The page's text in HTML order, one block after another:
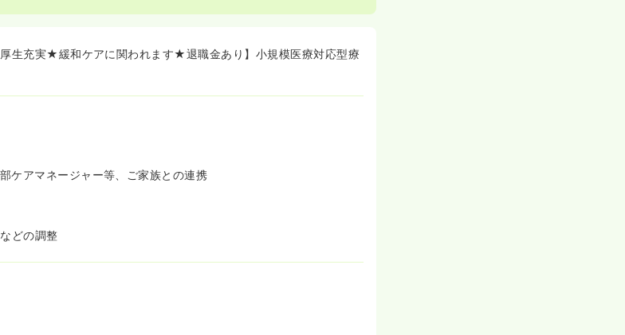
に特別休暇5日が支給されます！
ております！
生充実★緩和ケアに関われます★退職金あり】小規模医療対応型療
ケアマネージャー等、ご家族との連携
どの調整